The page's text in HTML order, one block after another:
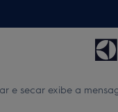
e secar exibe a